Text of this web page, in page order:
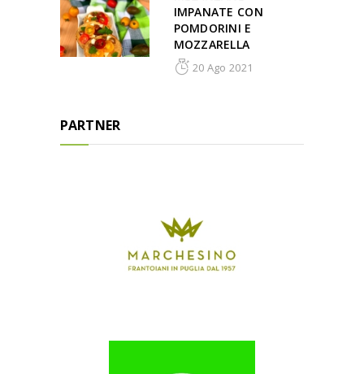
IMPANATE CON
POMDORINI E
MOZZARELLA
20 Ago 2021
PARTNER